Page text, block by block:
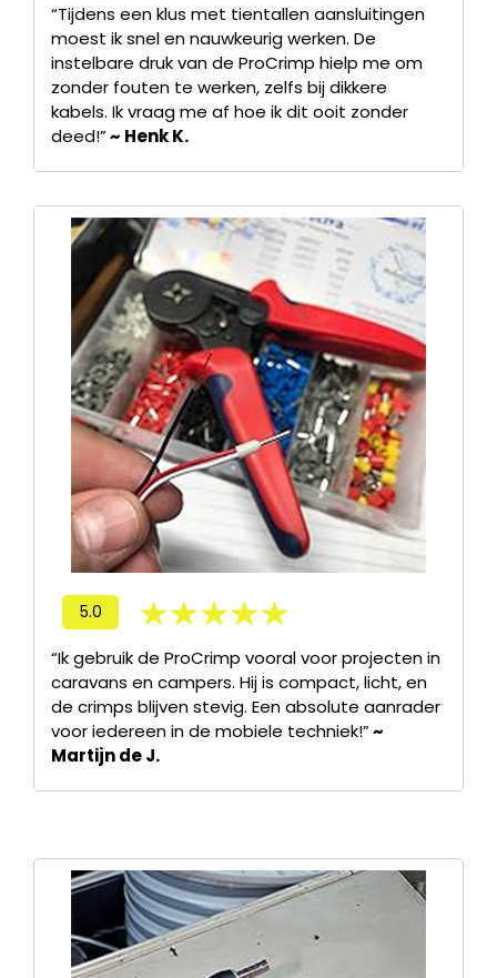
“Tijdens een klus met tientallen aansluitingen
moest ik snel en nauwkeurig werken. De
instelbare druk van de ProCrimp hielp me om
zonder fouten te werken, zelfs bij dikkere
kabels. Ik vraag me af hoe ik dit ooit zonder
deed!”~ Henk K.
5.0
“Ik gebruik de ProCrimp vooral voor projecten in
caravans en campers. Hij is compact, licht, en
de crimps blijven stevig. Een absolute aanrader
voor iedereen in de mobiele techniek!”~
Martijn de J.